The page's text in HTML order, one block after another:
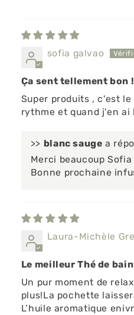
sofia galvao
Ça sent tellement bon !
Super produits , c'est
rythme et quand j'en ai
>> blanc sauge a
Merci beaucoup
Bonne prochaine
Laura-Michèle
Le meilleur Thé de
Un pur moment de
plus!La pochette
L’huile aromatique